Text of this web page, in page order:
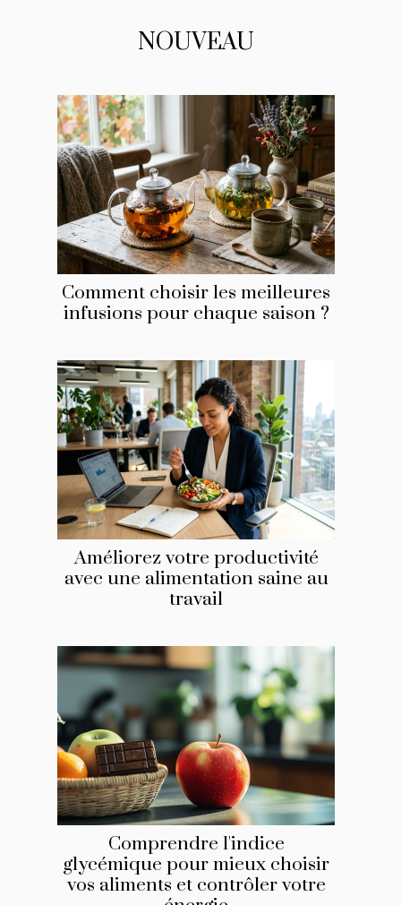
NOUVEAU
Comment choisir les meilleures
infusions pour chaque saison ?
Améliorez votre productivité
avec une alimentation saine au
travail
Comprendre l'indice
glycémique pour mieux choisir
vos aliments et contrôler votre